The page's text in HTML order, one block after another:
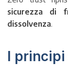
sicurezza di
dissolvenza.
I principi